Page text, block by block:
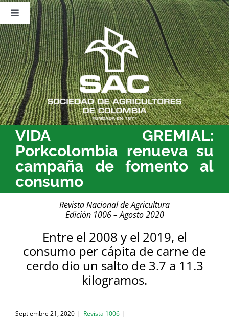
Saltar
contenido
Toggle
Navigation
Nosotros
Publicaciones
Sala de Prensa
Eventos
VIDA GREMIAL:
Porkcolombia renueva su
campaña de fomento al
consumo
Revista Nacional de Agricultura
Edición 1006 – Agosto 2020
Entre el 2008 y el 2019, el
consumo per cápita de carne de
cerdo dio un salto de 3.7 a 11.3
kilogramos.
Septiembre 21, 2020 | Revista 1006 |